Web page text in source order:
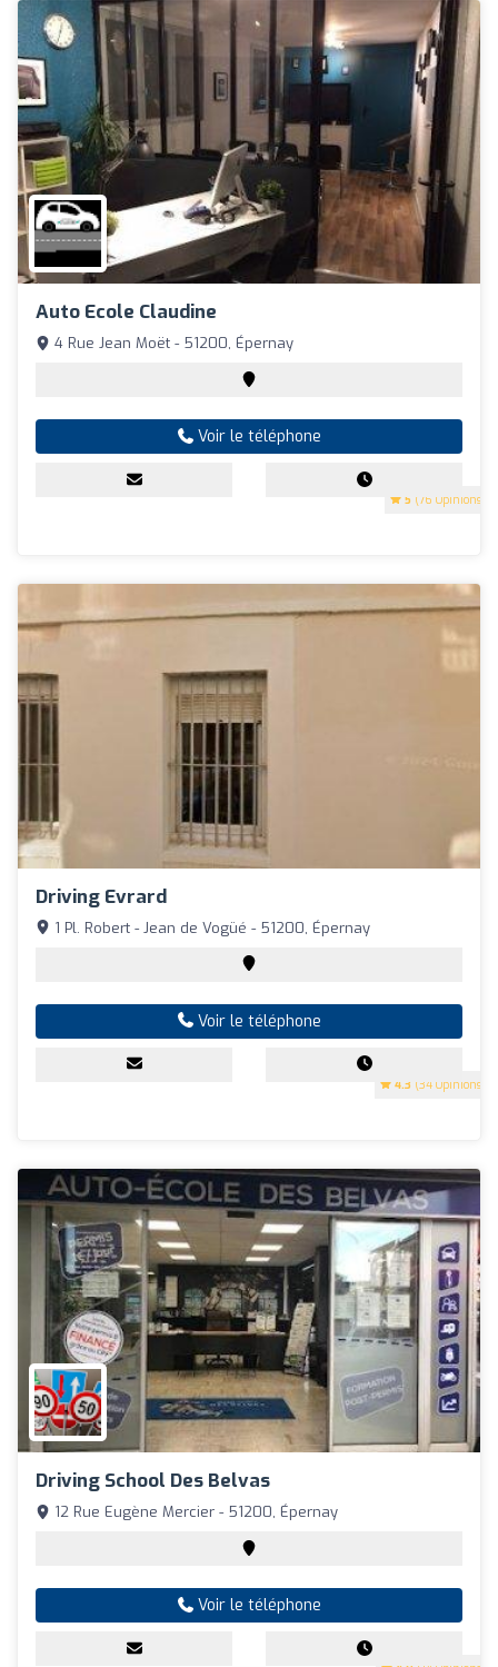
Auto Ecole Claudine
5 (76 Opinions)
4 Rue Jean Moët - 51200, Épernay
Voir le téléphone
Driving Evrard
4.3 (34 Opinions)
1 Pl. Robert - Jean de Vogüé - 51200, Épernay
Voir le téléphone
Driving School Des Belvas
12 Rue Eugène Mercier - 51200, Épernay
Voir le téléphone